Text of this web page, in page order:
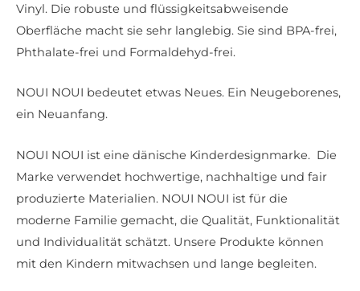
Vinyl. Die robuste und flüssigkeitsabweisende
Oberfläche macht sie sehr langlebig. Sie sind BPA-frei,
Phthalate-frei und Formaldehyd-frei.
NOUI NOUI bedeutet etwas Neues. Ein Neugeborenes,
ein Neuanfang.
NOUI NOUI ist eine dänische Kinderdesignmarke. Die
Marke verwendet hochwertige, nachhaltige und fair
produzierte Materialien. NOUI NOUI ist für die
moderne Familie gemacht, die Qualität, Funktionalität
und Individualität schätzt. Unsere Produkte können
mit den Kindern mitwachsen und lange begleiten.